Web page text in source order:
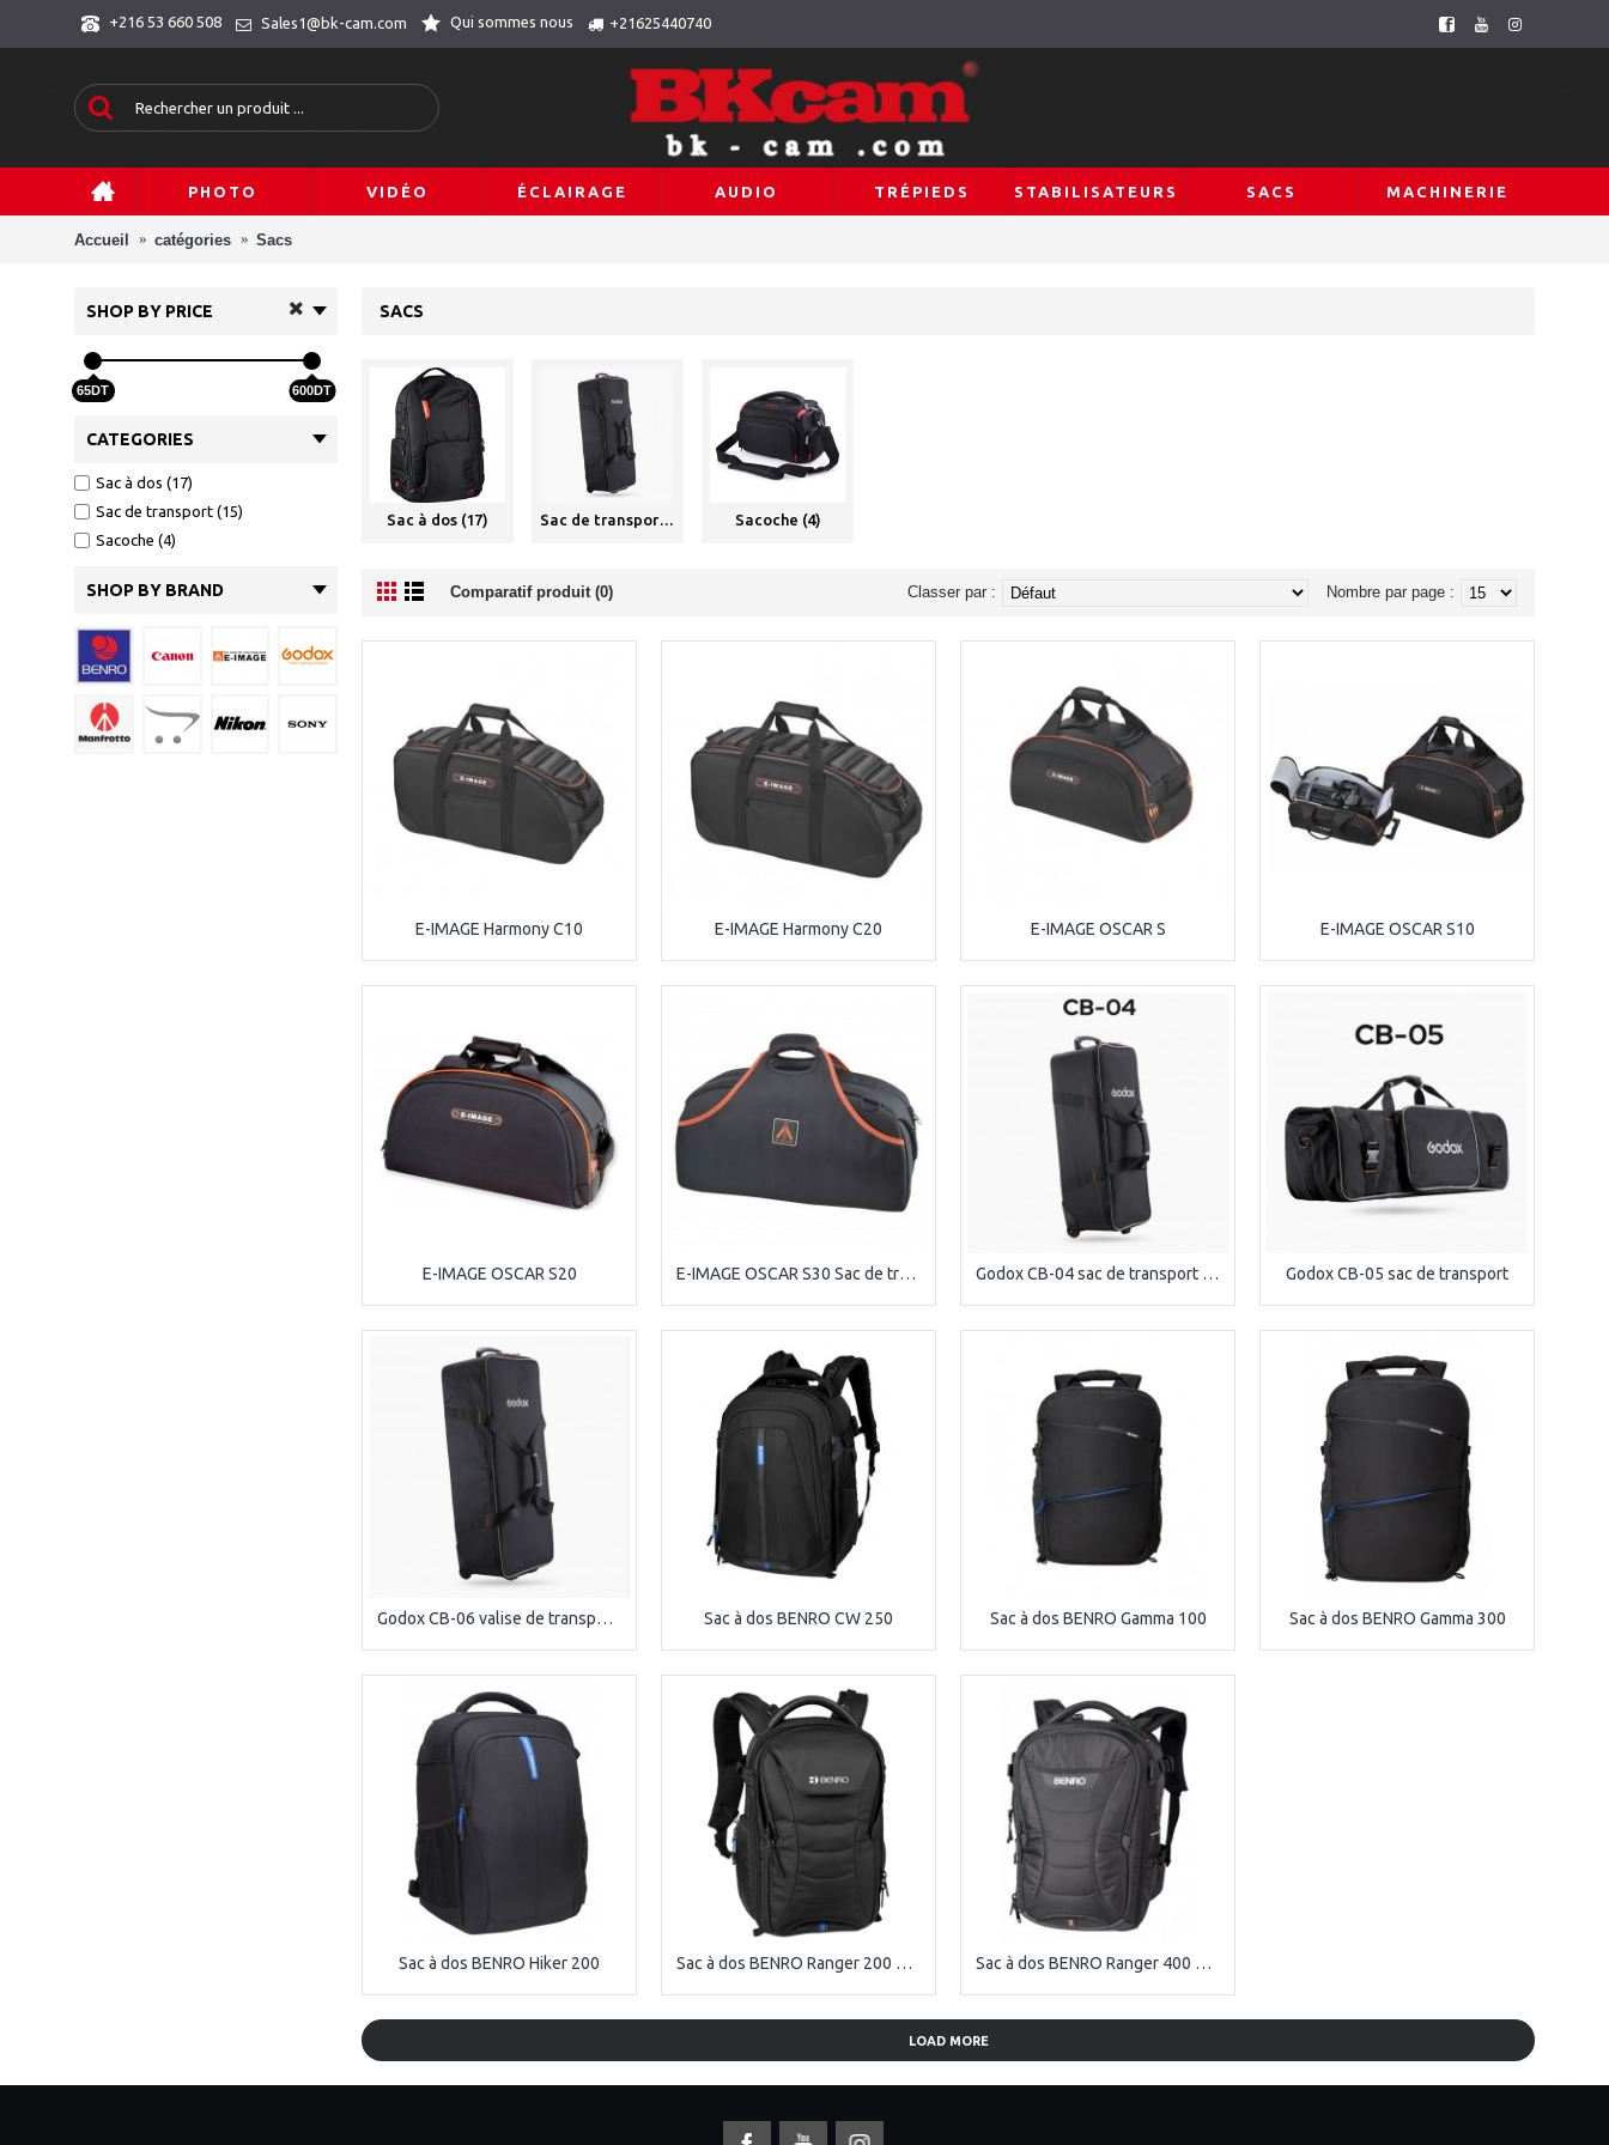
+216 53 660 508 Sales1@bk-cam.com Qui sommes nous +21625440740
PHOTO VIDÉO ÉCLAIRAGE AUDIO TRÉPIEDS STABILISATEURS SACS MACHINERIE
Accueil catégories Sacs
SHOP BY PRICE
65DT 600DT
CATEGORIES
Sac à dos (17)
Sac de transport (15)
Sacoche (4)
SHOP BY BRAND
SACS
Sac à dos (17) Sac de transport (15) Sacoche (4)
Comparatif produit (0) Nombre par page :
Classer par :
E-IMAGE Harmony C10 E-IMAGE Harmony C20 E-IMAGE OSCAR S E-IMAGE OSCAR S10
E-IMAGE OSCAR S20 E-IMAGE OSCAR S30 Sac de transport Godox CB-04 sac de transport à roulettes Godox CB-05 sac de transport
Godox CB-06 valise de transport pour flash studio Sac à dos BENRO CW 250 Sac à dos BENRO Gamma 100 Sac à dos BENRO Gamma 300
Sac à dos BENRO Hiker 200 Sac à dos BENRO Ranger 200 Noir Sac à dos BENRO Ranger 400 Noir
LOAD MORE